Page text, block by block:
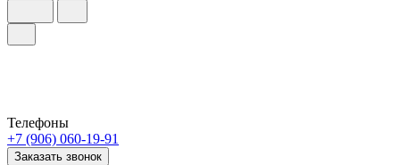
Телефоны
+7 (906) 060-19-91
Заказать звонок